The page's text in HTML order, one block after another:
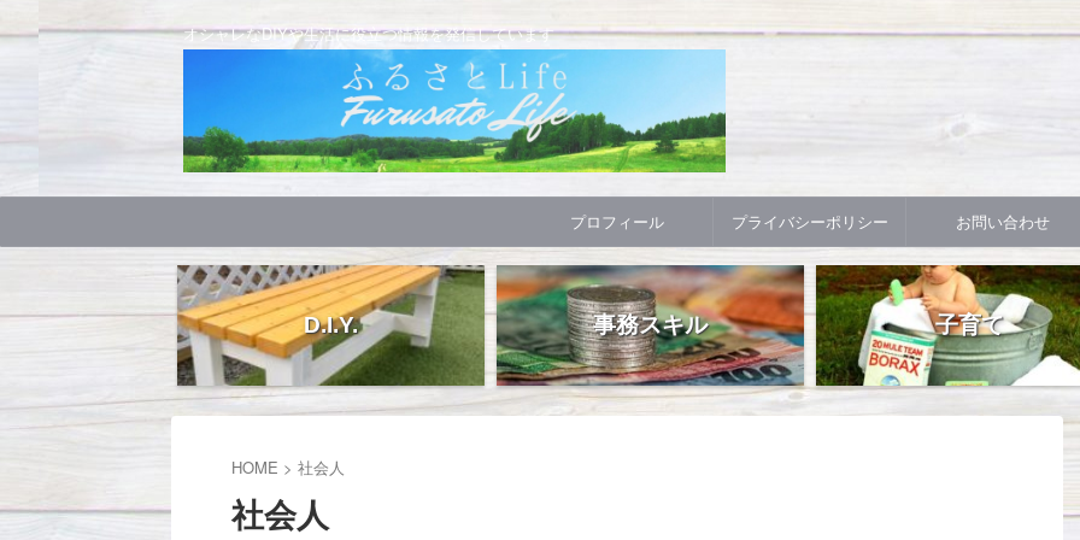
オシャレなDIYや生活に役立つ情報を発信しています
プロフィール プライバシーポリシー お問い合わせ
D.I.Y. 事務スキル 子育て
HOME > 社会人
社会人